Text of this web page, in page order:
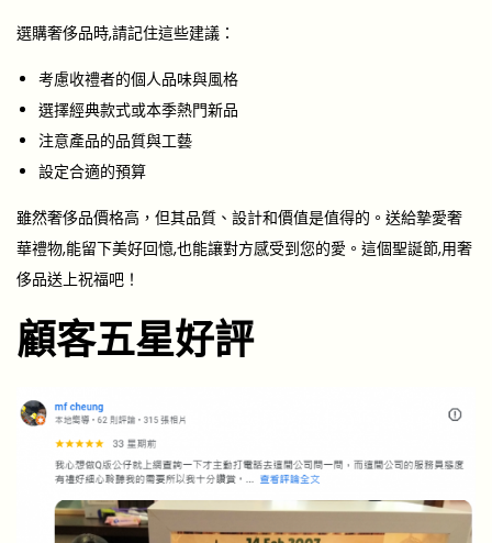
選購奢侈品時,請記住這些建議：
考慮收禮者的個人品味與風格
選擇經典款式或本季熱門新品
注意產品的品質與工藝
設定合適的預算
雖然奢侈品價格高，但其品質、設計和價值是值得的。送給摯愛奢
華禮物,能留下美好回憶,也能讓對方感受到您的愛。這個聖誕節,用奢
侈品送上祝福吧！
顧客五星好評